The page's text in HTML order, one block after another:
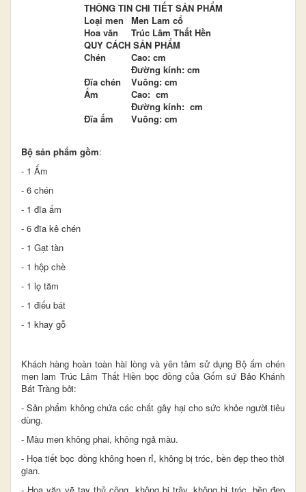
THÔNG TIN CHI TIẾT SẢN PHẨM
Loại men
Men Lam cổ
Hoa văn
Trúc Lâm Thất Hền
QUY CÁCH SẢN PHẨM
Chén
Cao: cm
Đường kính: cm
Đĩa chén
Vuông: cm
Ấm
Cao: cm
Đường kính: cm
Đĩa ấm
Vuông: cm
Bộ sản phẩm gồm:
- 1 Ấm
- 6 chén
- 1 đĩa ấm
- 6 đĩa kê chén
- 1 Gạt tàn
- 1 hộp chè
- 1 lọ tăm
- 1 điếu bát
- 1 khay gỗ
Khách hàng hoàn toàn hài lòng và yên tâm sử dụng Bộ ấm chén
men lam Trúc Lâm Thất Hiền bọc đồng của Gốm sứ Bảo Khánh
Bát Tràng bởi:
- Sản phẩm không chứa các chất gây hại cho sức khỏe người tiêu
dùng.
- Màu men không phai, không ngả màu.
- Họa tiết bọc đồng không hoen rỉ, không bị tróc, bền đẹp theo thời
gian.​
- Hoa văn vẽ tay thủ công, không bị trầy, không bị tróc, bền đẹp